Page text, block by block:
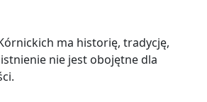
ma historię, tradycję,
nie jest obojętne dla